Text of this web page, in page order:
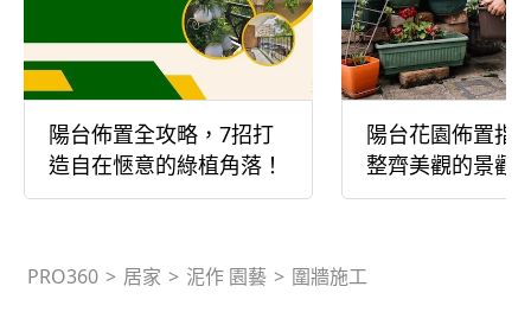
陽台佈置全攻略，7招打
造自在愜意的綠植角落！
陽台花園佈置指
整齊美觀的景觀
PRO360 > 居家 > 泥作 園藝 > 圍牆施工